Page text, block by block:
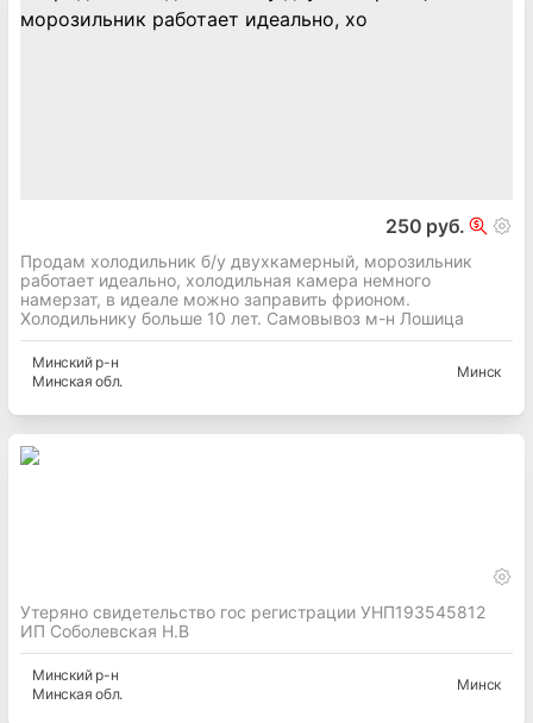
250 руб.
Продам холодильник б/у двухкамерный, морозильник
работает идеально, холодильная камера немного
намерзат, в идеале можно заправить фрионом.
Холодильнику больше 10 лет. Самовывоз м-н Лошица
Минскийр-н
Минская обл.
Минск
Утеряно свидетельство гос регистрации УНП193545812
ИП Соболевская Н.В
Минскийр-н
Минская обл.
Минск